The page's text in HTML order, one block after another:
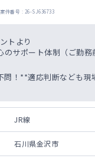
件番号 : 26-SJ636733
トより
のサポート体制（ご勤
問！**適応判断なども現
JR線
石川県金沢市